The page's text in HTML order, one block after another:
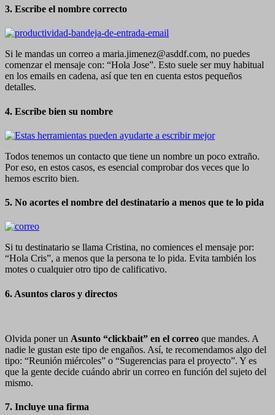
3. Escribe el nombre correcto
Si le mandas un correo a maria.jimenez@asddf.com, no puedes
comenzar el mensaje con: “Hola Jose”. Esto suele ser muy habitual
en los emails en cadena, así que ten en cuenta estos pequeños
detalles.
4. Escribe bien su nombre
Todos tenemos un contacto que tiene un nombre un poco extraño.
Por eso, en estos casos, es esencial comprobar dos veces que lo
hemos escrito bien.
5. No acortes el nombre del destinatario a menos que te lo pida
Si tu destinatario se llama Cristina, no comiences el mensaje por:
“Hola Cris”, a menos que la persona te lo pida. Evita también los
motes o cualquier otro tipo de calificativo.
6. Asuntos claros y directos
Olvida poner un Asunto “clickbait” en el correo que mandes. A
nadie le gustan este tipo de engaños. Así, te recomendamos algo del
tipo: “Reunión miércoles” o “Sugerencias para el proyecto”. Y es
que la gente decide cuándo abrir un correo en función del sujeto del
mismo.
7. Incluye una firma